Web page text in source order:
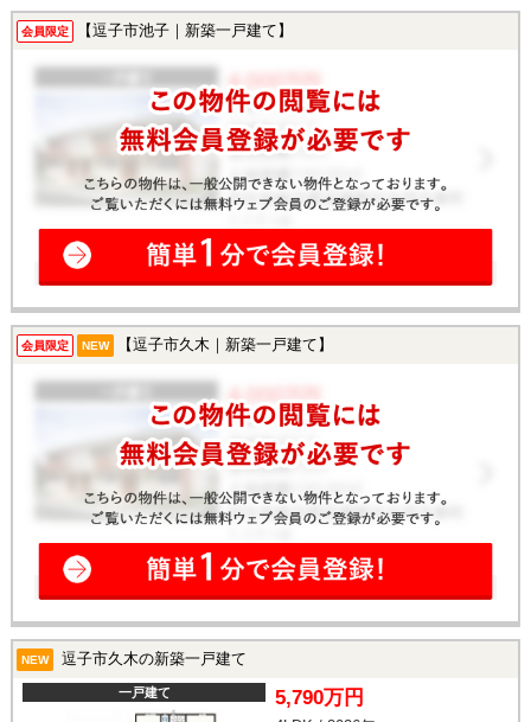
会員限定 【逗子市池子｜新築一戸建て】
会員限定 NEW 【逗子市久木｜新築一戸建て】
NEW 逗子市久木の新築一戸建て
一戸建て 5,790万円